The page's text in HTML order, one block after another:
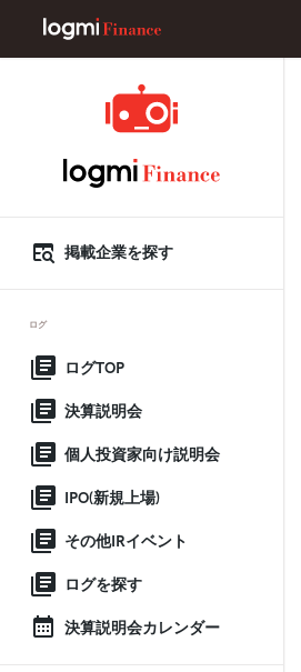
掲載企業を探す
ログ
ログTOP
決算説明会
個人投資家向け説明会
IPO(新規上場)
その他IRイベント
ログを探す
決算説明会カレンダー